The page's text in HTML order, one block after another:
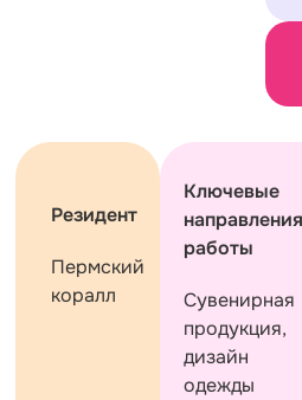
Резидент
Пермский
коралл
Ключевые
направления
работы
Сувенирная
продукция,
дизайн
одежды